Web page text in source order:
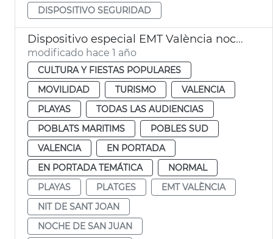
DISPOSITIVO SEGURIDAD
Dispositivo especial EMT València noche San Juan
modificado hace 1 año
CULTURA Y FIESTAS POPULARES
MOVILIDAD
TURISMO
VALENCIA
PLAYAS
TODAS LAS AUDIENCIAS
POBLATS MARITIMS
POBLES SUD
VALENCIA
EN PORTADA
EN PORTADA TEMÁTICA
NORMAL
PLAYAS
PLATGES
EMT VALÈNCIA
NIT DE SANT JOAN
NOCHE DE SAN JUAN